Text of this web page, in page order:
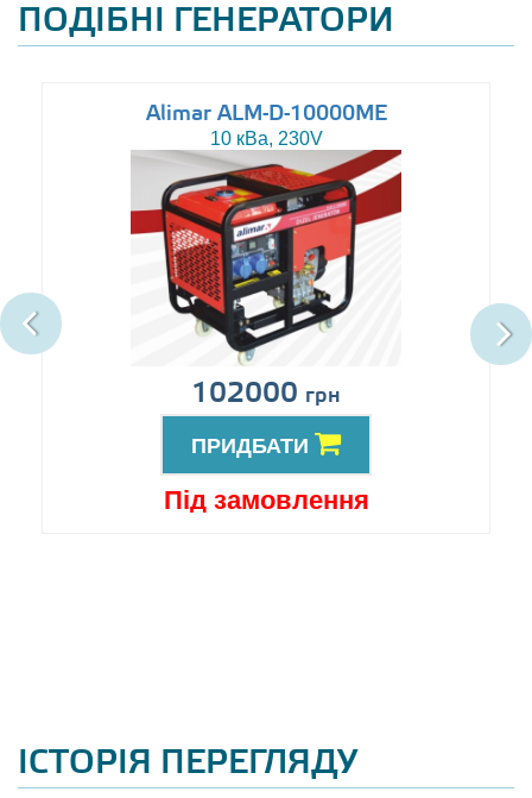
ПОДІБНІ ГЕНЕРАТОРИ
Alimar ALM-D-10000ME
10 кВа, 230V
102000 грн
ПРИДБАТИ
Під замовлення
ІСТОРІЯ ПЕРЕГЛЯДУ